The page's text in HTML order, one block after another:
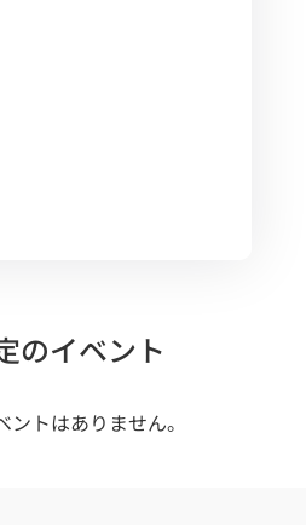
のイベント
トはありません。